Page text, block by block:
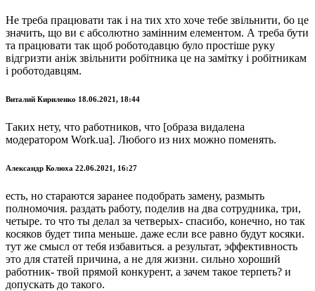
Не треба працювати так і на тих хто хоче тебе звільнити, бо це
значить, що ви є абсолютно замінним елементом. А треба бути
та працювати так щоб роботодавцю було простіше руку
відгризти аніж звільнити робітника це на замітку і робітникам
і роботодавцям.
Виталий Кириленко 18.06.2021, 18:44
Таких нету, что работников, что [образа видалена
модератором Work.ua]. Любого из них можно поменять.
Александр Колюха 22.06.2021, 16:27
есть, но стараются заранее подобрать замену, размыть
полномочия. раздать работу, поделив на два сотрудника, три,
четыре. то что ты делал за четверых- спасибо, конечно, но так
косяков будет типа меньше. даже если все равно будут косяки.
тут же смысл от тебя избавиться. а результат, эффективность
это для статей причина, а не для жизни. сильно хороший
работник- твой прямой конкурент, а зачем такое терпеть? и
допускать до такого.